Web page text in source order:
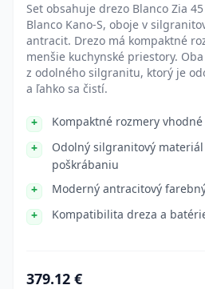
Set obsahuje drezo Blanco Zia
Blanco Kano-S, oboje v
antracit. Drezo má kompaktné
menšie kuchynské priestory.
z odolného silgranitu, ktorý je
a ľahko sa čistí.
Kompaktné rozmery
Odolný silgranitový
poškrábaniu
Moderný antracitový
Kompatibilita dreza a
379.12 €